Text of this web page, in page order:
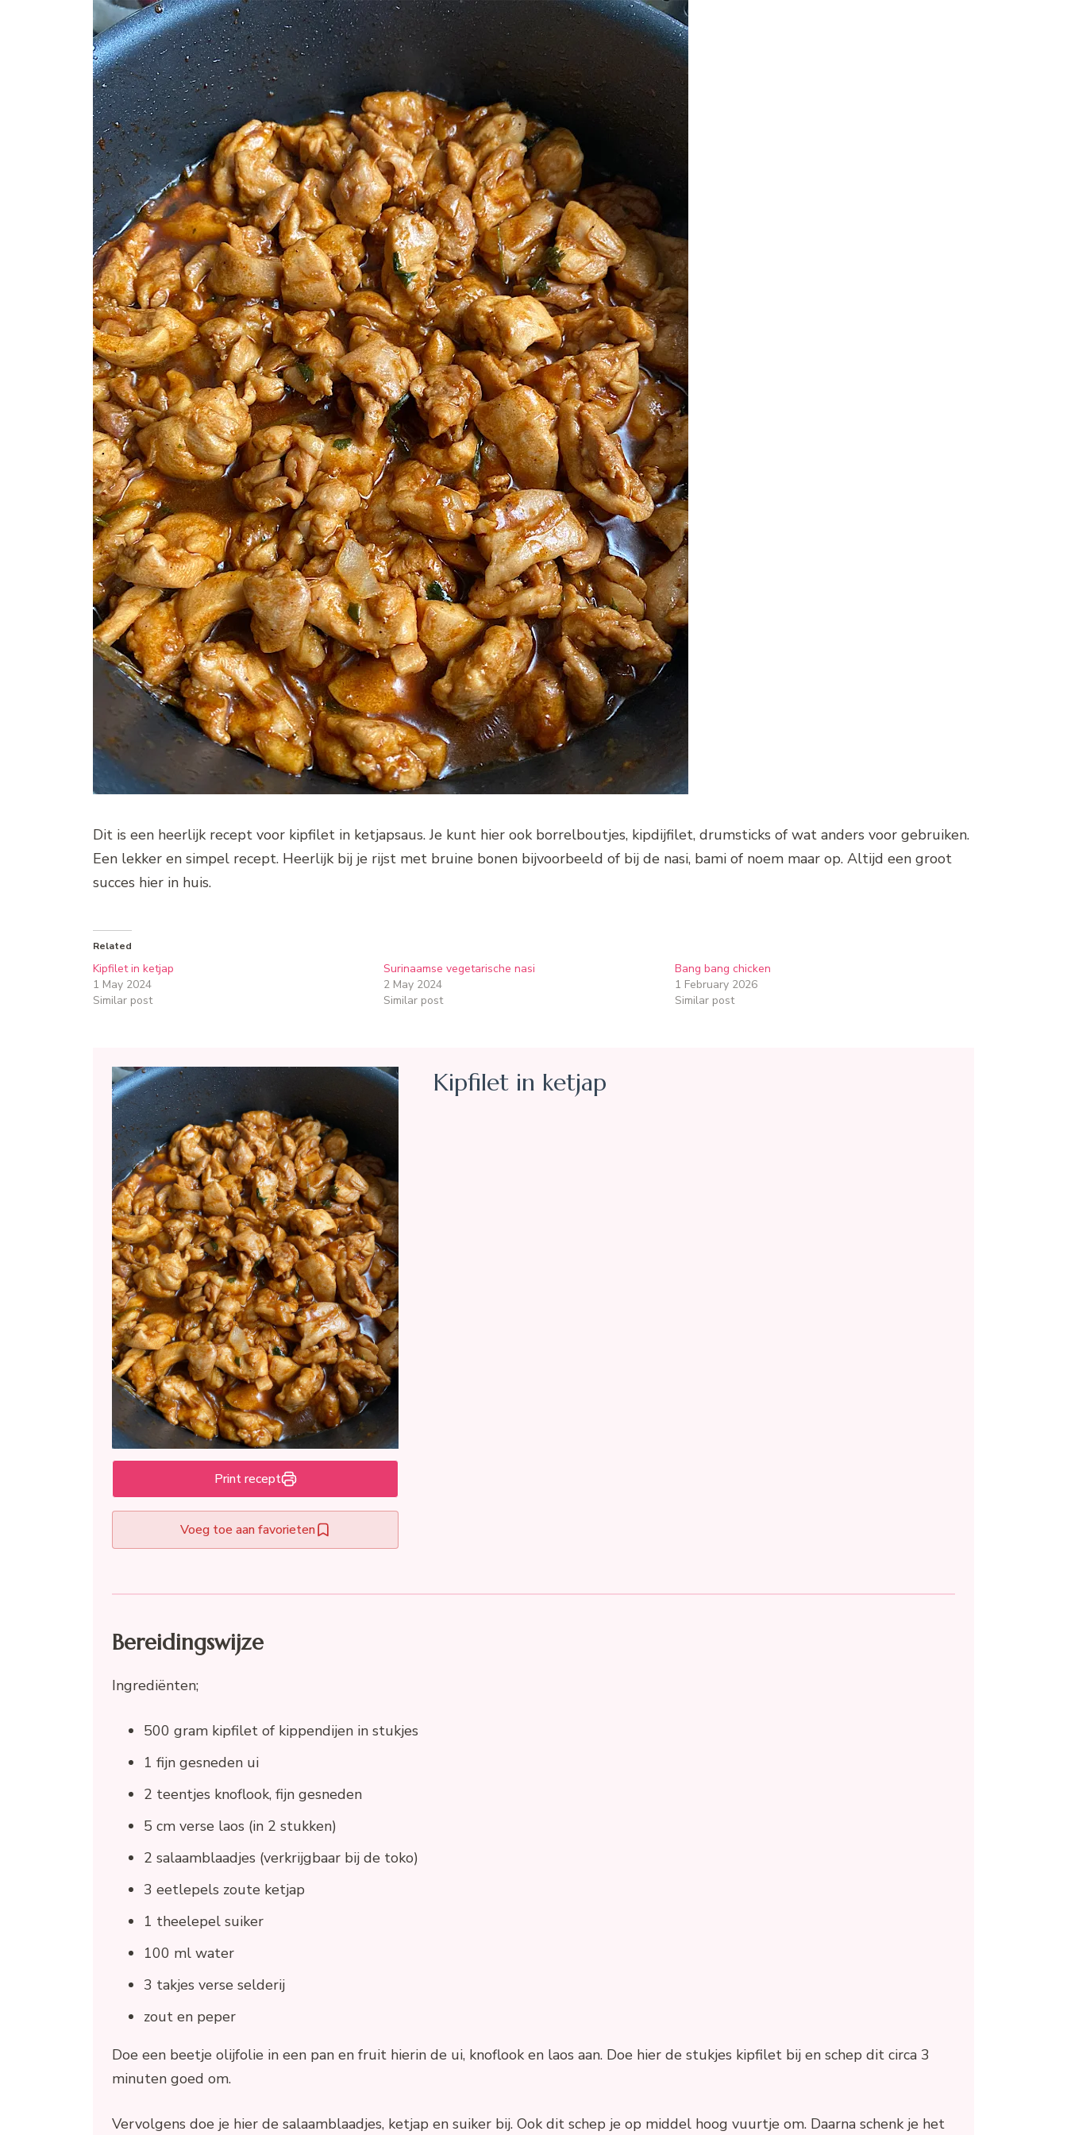
Dit is een heerlijk recept voor kipfilet in ketjapsaus. Je kunt hier ook borrelboutjes, kipdijfilet, drumsticks of wat anders voor gebruiken.
Een lekker en simpel recept. Heerlijk bij je rijst met bruine bonen bijvoorbeeld of bij de nasi, bami of noem maar op. Altijd een groot
succes hier in huis.
Related
Kipfilet in ketjap
1 May 2024
Similar post
Surinaamse vegetarische nasi
2 May 2024
Similar post
Bang bang chicken
1 February 2026
Similar post
Print recept
Voeg toe aan favorieten
Kipfilet in ketjap
Bereidingswijze
Ingrediënten;
500 gram kipfilet of kippendijen in stukjes
1 fijn gesneden ui
2 teentjes knoflook, fijn gesneden
5 cm verse laos (in 2 stukken)
2 salaamblaadjes (verkrijgbaar bij de toko)
3 eetlepels zoute ketjap
1 theelepel suiker
100 ml water
3 takjes verse selderij
zout en peper
Doe een beetje olijfolie in een pan en fruit hierin de ui, knoflook en laos aan. Doe hier de stukjes kipfilet bij en schep dit circa 3
minuten goed om.
Vervolgens doe je hier de salaamblaadjes, ketjap en suiker bij. Ook dit schep je op middel hoog vuurtje om. Daarna schenk je het